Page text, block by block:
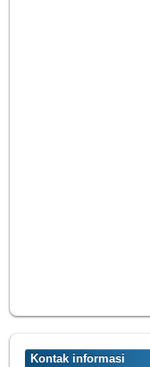
Kontak informasi